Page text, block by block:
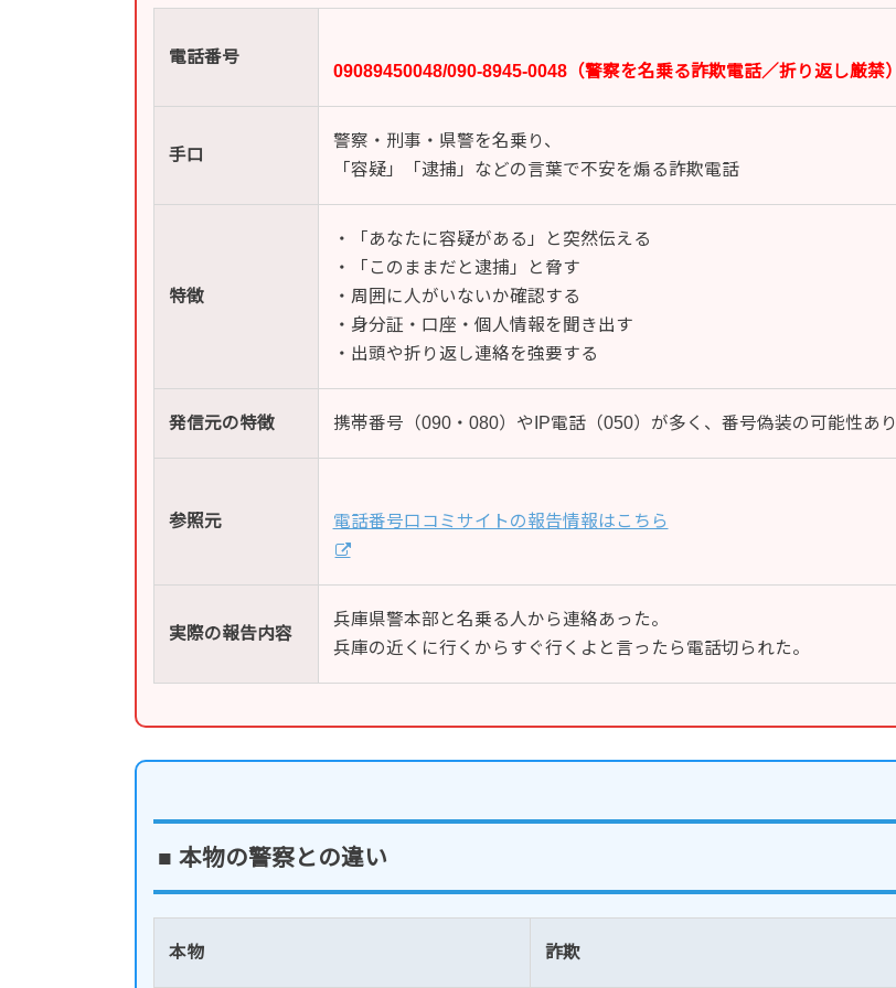
電話番号
09089450048/090-8945-0048（警察を名乗る詐欺電話／折り返し厳禁）
手口
警察・刑事・県警を名乗り、
「容疑」「逮捕」などの言葉で不安を煽る詐欺電話
特徴
・「あなたに容疑がある」と突然伝える
・「このままだと逮捕」と脅す
・周囲に人がいないか確認する
・身分証・口座・個人情報を聞き出す
・出頭や折り返し連絡を強要する
発信元の特徴 携帯番号（090・080）やIP電話（050）が多く、番号偽装の可能性あり
参照元 電話番号口コミサイトの報告情報はこちら
実際の報告内容
兵庫県警本部と名乗る人から連絡あった。
兵庫の近くに行くからすぐ行くよと言ったら電話切られた。
■ 本物の警察との違い
本物 詐欺